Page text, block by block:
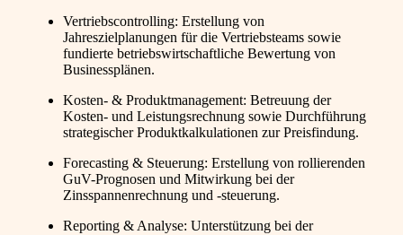
Vertriebscontrolling: Erstellung von
Jahreszielplanungen für die Vertriebsteams sowie
fundierte betriebswirtschaftliche Bewertung von
Businessplänen.
Kosten- & Produktmanagement: Betreuung der
Kosten- und Leistungsrechnung sowie Durchführung
strategischer Produktkalkulationen zur Preisfindung.
Forecasting & Steuerung: Erstellung von rollierenden
GuV-Prognosen und Mitwirkung bei der
Zinsspannenrechnung und -steuerung.
Reporting & Analyse: Unterstützung bei der